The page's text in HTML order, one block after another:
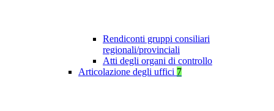
Rendiconti gruppi consiliari
regionali/provinciali
Atti degli organi di controllo
Articolazione degli uffici 7